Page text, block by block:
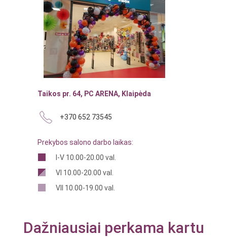
Taikos pr. 64, PC ARENA, Klaipėda
+370 652 73545
Prekybos salono darbo laikas:
I-V 10.00-20.00 val.
VI 10.00-20.00 val.
VII 10.00-19.00 val.
Dažniausiai perkama kartu